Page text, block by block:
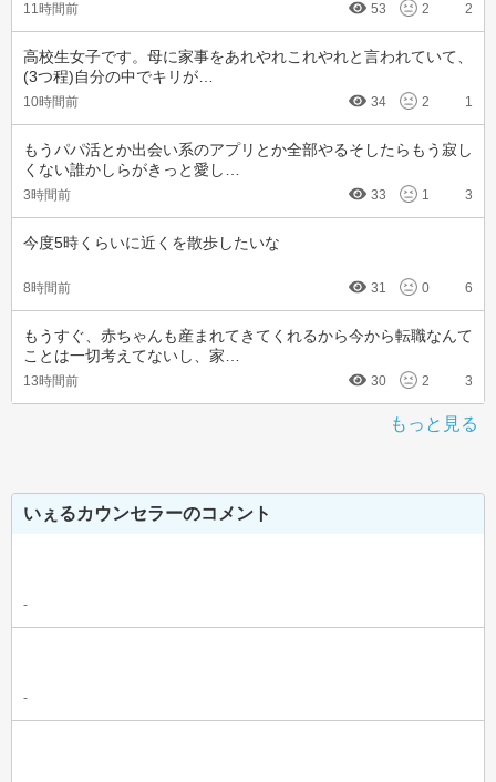
11時間前 53 2 2
高校生女子です。母に家事をあれやれこれやれと言われていて、
(3つ程)自分の中でキリが…
10時間前 34 2 1
もうパパ活とか出会い系のアプリとか全部やるそしたらもう寂し
くない誰かしらがきっと愛し…
3時間前 33 1 3
今度5時くらいに近くを散歩したいな
8時間前 31 0 6
もうすぐ、赤ちゃんも産まれてきてくれるから今から転職なんて
ことは一切考えてないし、家…
13時間前 30 2 3
もっと見る
いぇるカウンセラーのコメント
-
-